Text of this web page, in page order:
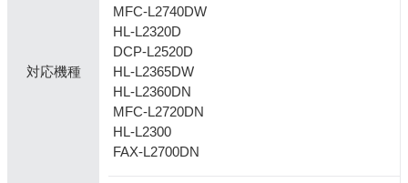
対応機種
MFC-L2740DW
HL-L2320D
DCP-L2520D
HL-L2365DW
HL-L2360DN
MFC-L2720DN
HL-L2300
FAX-L2700DN